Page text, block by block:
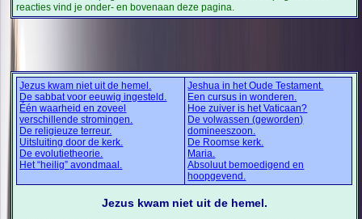
reacties vind je onder- en bovenaan deze pagina.
Jezus kwam niet uit de hemel.
De sabbat voor eeuwig ingesteld.
Één waarheid en zoveel
verschillende stromingen.
De religieuze terreur.
Uitsluiting door de kerk.
De evolutietheorie.
Het “heilig” avondmaal.
Jeshua in het Oude Testament.
Een cursus in wonderen.
Hoe zuiver is het Vaticaan?
De volwassen (geworden)
domineeszoon.
De Roomse kerk.
Maria.
Absoluut bemoedigend en
hoopgevend.
Jezus kwam niet uit de hemel.